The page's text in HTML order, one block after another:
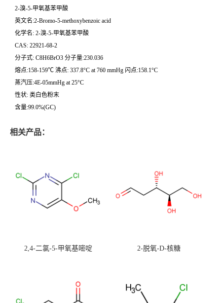
2-溴-5-甲氧基苯甲酸
英文名:2-Bromo-5-methoxybenzoic acid
化学名: 2-溴-5-甲氧基苯甲酸
CAS: 22921-68-2
分子式: C8H6BrO3 分子量:230.036
熔点:158-159℃ 沸点: 337.8°C at 760 mmHg 闪点:158.1°C
蒸汽压:4E-05mmHg at 25°C
性状: 类白色粉末
含量:99.0%(GC)
相关产品：
2,4-二氯-5-甲氧基嘧啶 2-脱氧-D-核糖